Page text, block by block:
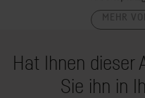
Hat Ihnen dieser
Sie ihn in